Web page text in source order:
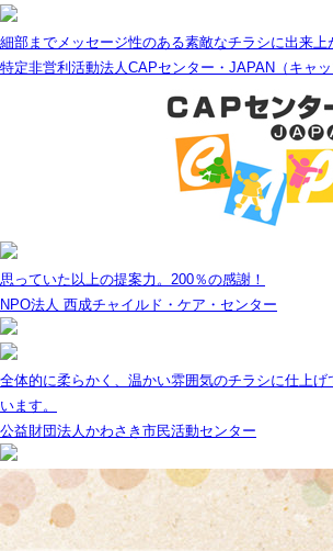
細部までメッセージ性のある素敵なチラシに出来上
特定非営利活動法人CAPセンター・JAPAN（キャッ
思っていた以上の提案力。200％の感謝！
NPO法人 西成チャイルド・ケア・センター
全体的に柔らかく、温かい雰囲気のチラシに仕上げ
います。
公益財団法人かわさき市民活動センター